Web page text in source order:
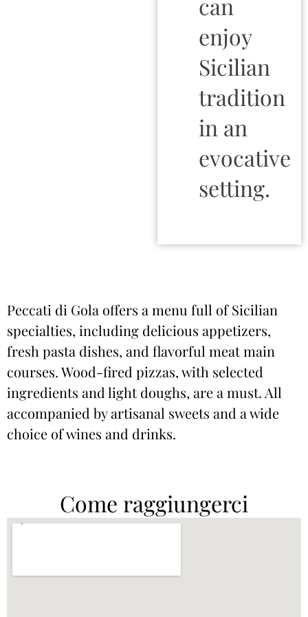
enjoy
Sicilian
tradition
in an
evocative
setting.
Peccati di Gola offers a menu full of Sicilian
specialties, including delicious appetizers,
fresh pasta dishes, and flavorful meat main
courses. Wood-fired pizzas, with selected
ingredients and light doughs, are a must. All
accompanied by artisanal sweets and a wide
choice of wines and drinks.
Come raggiungerci